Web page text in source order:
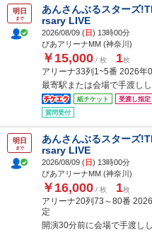
明日
まで
あんさんぶるスターズ
rsary LIVE
2026/08/09 (日) 13時00分
ぴあアリーナMM (神奈川)
￥15,000 / 枚 1枚
アリーナ33列1~5番 2026年
最寄駅または会場で手渡し
紙チケット 受渡し指定
質問受付
明日
まで
あんさんぶるスターズ
rsary LIVE
2026/08/09 (日) 13時00分
ぴあアリーナMM (神奈川)
￥16,000 / 枚 1枚
アリーナ20列73～80番
定
開演30分前に会場で手渡し